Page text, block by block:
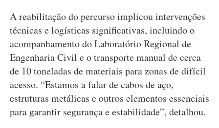
A reabilitação do percurso implicou intervenções
técnicas e logísticas significativas, incluindo o
acompanhamento do Laboratório Regional de
Engenharia Civil e o transporte manual de cerca
de 10 toneladas de materiais para zonas de difícil
acesso. “Estamos a falar de cabos de aço,
estruturas metálicas e outros elementos essenciais
para garantir segurança e estabilidade”, detalhou.